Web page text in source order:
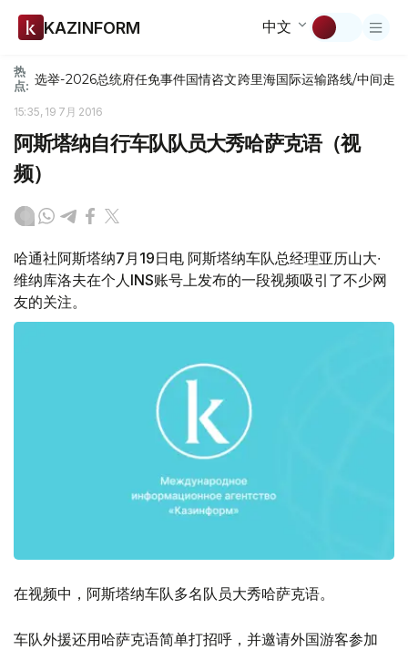
KAZINFORM 中文
热
点: 选举-2026总统府任免事件国情咨文跨里海国际运输路线/中间走廊
15:35, 19 7月 2016
阿斯塔纳自行车队队员大秀哈萨克语（视
频）
哈通社阿斯塔纳7月19日电 阿斯塔纳车队总经理亚历山大∙
维纳库洛夫在个人INS账号上发布的一段视频吸引了不少网
友的关注。
在视频中，阿斯塔纳车队多名队员大秀哈萨克语。
车队外援还用哈萨克语简单打招呼，并邀请外国游客参加